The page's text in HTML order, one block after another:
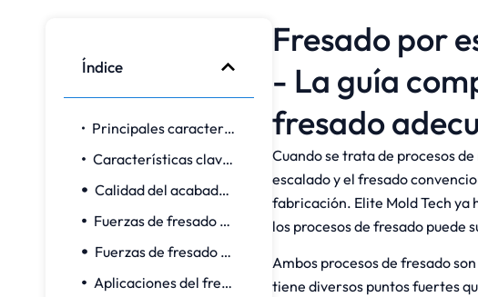
Índice
Principales características del fresado convencional:
Características clave del fresado de ascenso:
Calidad del acabado superficial
Fuerzas de fresado convencionales:
Fuerzas de fresado de ascenso:
Aplicaciones del fresado convencional
Fresado por
- La guía
fresado
Cuando se trata de procesos
escalado y el fresado
fabricación. Elite Mold Tech ya
los procesos de fresado puede
Ambos procesos de fresado
tiene diversos puntos fuertes